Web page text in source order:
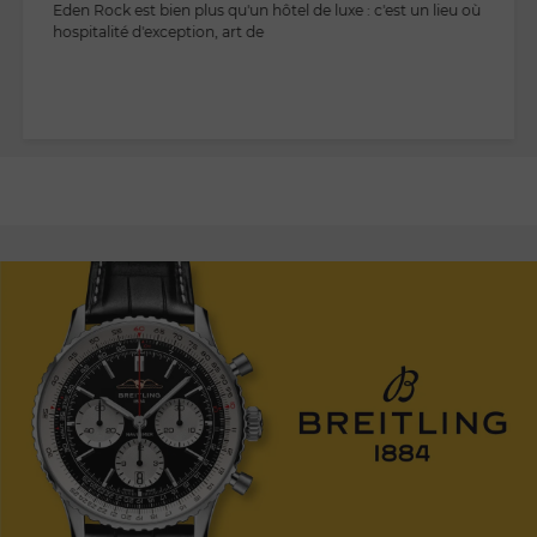
Eden Rock est bien plus qu'un hôtel de luxe : c'est un lieu où
hospitalité d'exception, art de